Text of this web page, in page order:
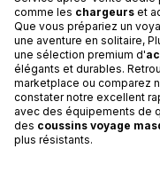
comme les chargeurs et
Que vous prépariez un
une aventure en solitaire,
une sélection premium d'
élégants et durables.
marketplace ou comparez
constater notre excellent
avec des équipements de
des coussins voyage
plus résistants.